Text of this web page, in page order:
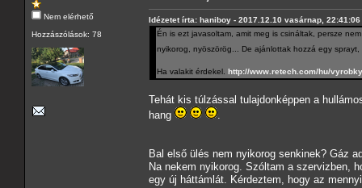
Nem elérhető
Hozzászólások: 78
Idézetet írta: haniboy - 2017.12.10 vasárnap, 22:41:06
Én is ezt javasoltam, amit meg is csináltak, persze
nyikorog, nyöszörög... De ajánlottak hozzá egy
Ha valakit érdekel. http://www.retech.com/hu/
Tehát kis túlzással tulajdonképpen a
hang
Bal első ülés nem nyikorog senkinek? Gáz
Na nekem nyikorog. Szóltam a szervizben,
egy új háttámlát. Kérdeztem, hogy az